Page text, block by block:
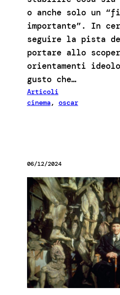
o anche solo un
importante”. In
seguire la pista
portare allo
orientamenti
gusto che…
Articoli
cinema, oscar
06/12/2024